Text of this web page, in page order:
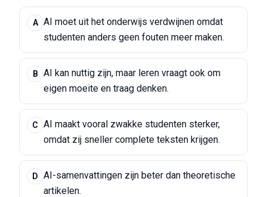
A AI moet uit het onderwijs verdwijnen omdat
studenten anders geen fouten meer maken.
B
AI kan nuttig zijn, maar leren vraagt ook om
eigen moeite en traag denken.
C
AI maakt vooral zwakke studenten sterker,
omdat zij sneller complete teksten krijgen.
D
AI-samenvattingen zijn beter dan theoretische
artikelen.